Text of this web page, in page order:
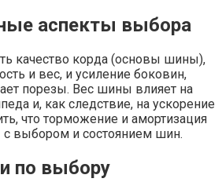
аспекты выбора
качество корда (основы шины),
и вес, и усиление боковин,
порезы. Вес шины влияет на
и, как следствие, на ускорение
что торможение и амортизация
с выбором и состоянием шин.
по выбору